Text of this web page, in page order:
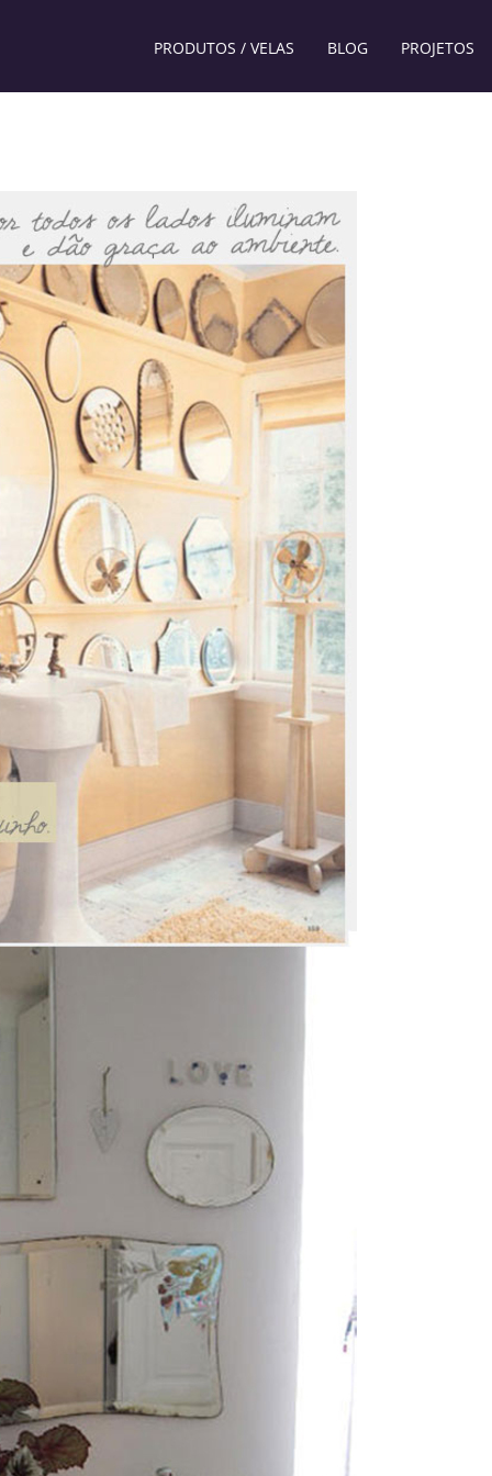
PRODUTOS / VELAS BLOG PROJETOS